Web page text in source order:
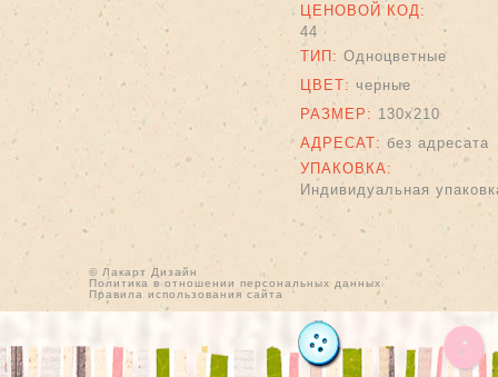
ЦЕНОВОЙ КОД:
44
ТИП: Одноцветные
ЦВЕТ: черные
РАЗМЕР: 130х210
АДРЕСАТ: без адресата
УПАКОВКА:
Индивидуальная
© Лакарт Дизайн
Политика в отношении персональных данных
Правила использования сайта